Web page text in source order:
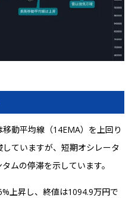
動平均線（14EMA）を上回り
ていますが、短期オシレータ
ムの停滞を示しています。
上昇し、終値は1094.9万円で